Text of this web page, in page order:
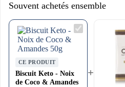
Souvent achetés ensemble
Biscuit
Keto
&
CE PRODUIT
Biscuit Keto - Noix
de Coco & Amandes
+